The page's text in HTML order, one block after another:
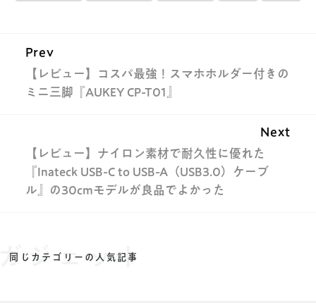
Prev
【レビュー】コスパ最強！スマホホルダー付きの
ミニ三脚『AUKEY CP-T01』
Next
【レビュー】ナイロン素材で耐久性に優れた
『Inateck USB-C to USB-A（USB3.0）ケーブ
ル』の30cmモデルが良品でよかった
ジェット
同じカテゴリーの人気記事